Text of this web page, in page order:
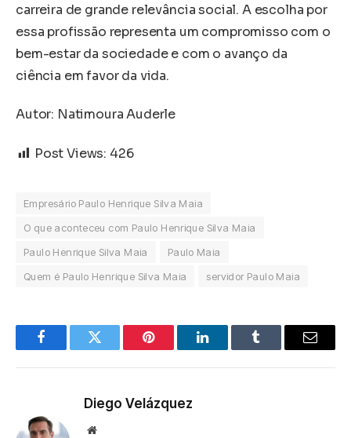
carreira de grande relevância social. A escolha por
essa profissão representa um compromisso com o
bem-estar da sociedade e com o avanço da
ciência em favor da vida.
Autor: Natimoura Auderle
Post Views: 426
Empresário Paulo Henrique Silva Maia
O que aconteceu com Paulo Henrique Silva Maia
Paulo Henrique Silva Maia
Paulo Maia
Quem é Paulo Henrique Silva Maia
servidor Paulo Maia
FacebookTwitter Pinterest LinkedInTumblr Email
Diego Velázquez
Website